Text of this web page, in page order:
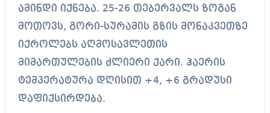
ამინდი იქნება. 25-26 თებერვალს ზოგან
მოთოვს, გორი-სურამის გზის მონაკვეთზე
იქროლებს აღმოსავლეთის
მიმართულების ძლიერი ქარი. ჰაერის
ტემპერატურა დღისით +4, +6 გრადუსი
დაფიქსირდება.